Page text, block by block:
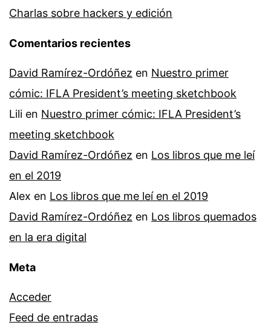
Charlas sobre hackers y edición
Comentarios recientes
David Ramírez-Ordóñez en Nuestro primer
cómic: IFLA President’s meeting sketchbook
Lili en Nuestro primer cómic: IFLA President’s
meeting sketchbook
David Ramírez-Ordóñez en Los libros que me leí
en el 2019
Alex en Los libros que me leí en el 2019
David Ramírez-Ordóñez en Los libros quemados
en la era digital
Meta
Acceder
Feed de entradas